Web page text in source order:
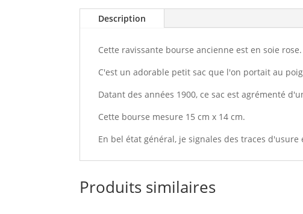
Description
Cette ravissante bourse ancienne est en soie rose.
C'est un adorable petit sac que l'on portait au
Datant des années 1900, ce sac est agrémenté
Cette bourse mesure 15 cm x 14 cm.
En bel état général, je signales des traces
Produits similaires